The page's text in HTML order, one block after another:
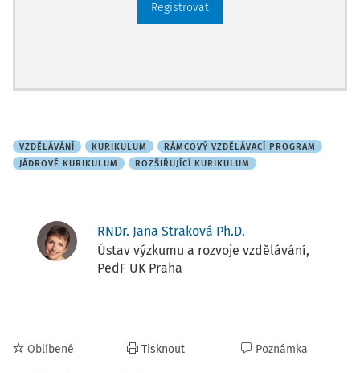
Registrovat
VZDĚLÁVÁNÍ KURIKULUM
RÁMCOVÝ VZDĚLÁVACÍ PROGRAM
JÁDROVÉ KURIKULUM
ROZŠIŘUJÍCÍ KURIKULUM
RNDr. Jana Straková Ph.D.
Ústav výzkumu a rozvoje vzdělávání,
PedF UK Praha
Oblíbené Tisknout Poznámka